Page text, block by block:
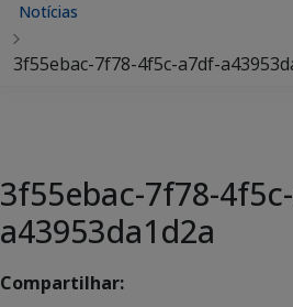
Notícias
3f55ebac-7f78-4f5c-a7df-
3f55ebac-7f78-
a43953da1d2a
Compartilhar: